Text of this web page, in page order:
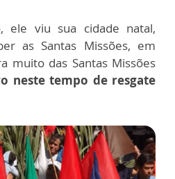
ele viu sua cidade natal,
as Santas Missões, em
muito das Santas Missões
neste tempo de resgate